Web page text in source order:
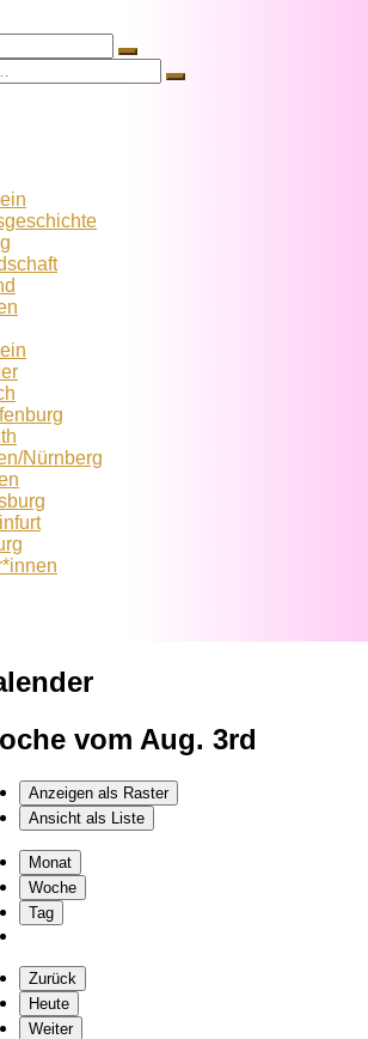
Suche
Suche
Nürnberg
vom Aug. 3rd
Anzeigen als Raster
Ansicht als Liste
Monat
Woche
Tag
Zurück
Heute
Weiter